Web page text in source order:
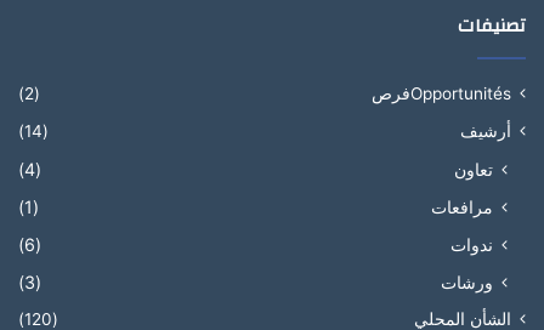
تصنيفات
Opportunitésفرص
(2)
أرشيف
(14)
تعاون
(4)
مرافعات
(1)
ندوات
(6)
ورشات
(3)
الشأن المحلي
(120)